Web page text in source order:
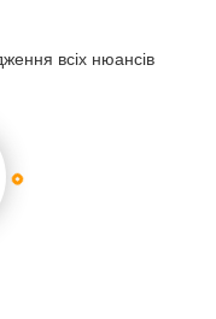
всіх нюансів